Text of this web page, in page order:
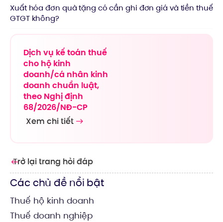
Trở lại trang hỏi đáp
Các chủ đề nổi bật
Thuế hộ kinh doanh
Thuế doanh nghiệp
Xuất hóa đơn quà tặng có cần ghi đơn giá và tiền thuế
GTGT không?
Dịch vụ kế toán thuế
cho hộ kinh
doanh/cá nhân kinh
doanh chuẩn luật,
theo Nghị định
68/2026/NĐ-CP
Xem chi tiết